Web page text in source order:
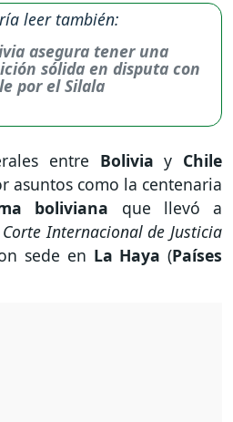
leer también:
asegura tener una
sólida en disputa con
por el Silala
entre Boliviay Chile
asuntos como la centenaria
boliviana que llevó a
Corte Internacional de Justicia
sede en La Haya (Países